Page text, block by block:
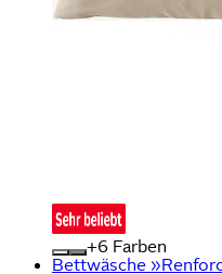
+
Farben
Bettwäsche